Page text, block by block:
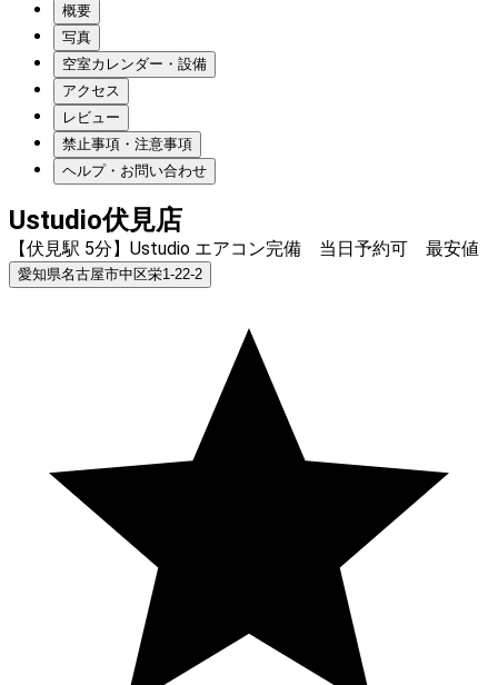
概要
写真
空室カレンダー・設備
アクセス
レビュー
禁止事項・注意事項
ヘルプ・お問い合わせ
Ustudio伏見店
【伏見駅 5分】Ustudio エアコン完備 当日予約可 最安値
愛知県名古屋市中区栄1-22-2